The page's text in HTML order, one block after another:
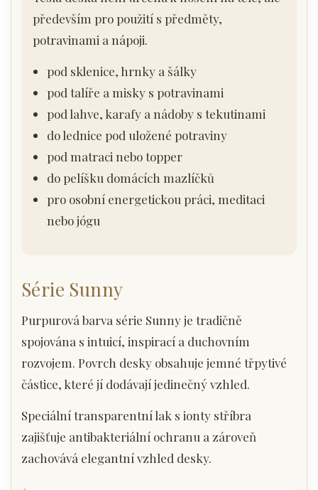
především pro použití s předměty,
potravinami a nápoji.
pod sklenice, hrnky a šálky
pod talíře a misky s potravinami
pod lahve, karafy a nádoby s tekutinami
do lednice pod uložené potraviny
pod matraci nebo topper
do pelíšku domácích mazlíčků
pro osobní energetickou práci, meditaci
nebo jógu
Série Sunny
Purpurová barva série Sunny je tradičně
spojována s intuicí, inspirací a duchovním
rozvojem. Povrch desky obsahuje jemné třpytivé
částice, které jí dodávají jedinečný vzhled.
Speciální transparentní lak s ionty stříbra
zajišťuje antibakteriální ochranu a zároveň
zachovává elegantní vzhled desky.